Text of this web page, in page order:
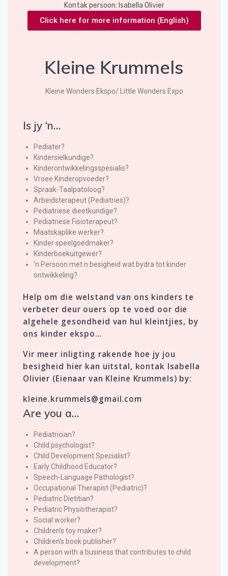
Kontak persoon: Isabella Olivier
Click here for more information (English)
Kleine Krummels
Kleine Wonders Ekspo/ Little Wonders Expo
Is jy ‘n…
Pediater?
Kindersielkundige?
Kinderontwikkelingsspesialis?
Vroee Kinderopvoeder?
Spraak-Taalpatoloog?
Arbeidsterapeut (Pediatries)?
Pediatriese dieetkundige?
Pediatriese Fisioterapeut?
Maatskaplike werker?
Kinder speelgoedmaker?
Kinderboekuitgewer?
‘n Persoon met n besigheid wat bydra tot kinder
ontwikkeling?
Help om die welstand van ons kinders te
verbeter deur ouers op te voed oor die
algehele gesondheid van hul kleintjies, by
ons kinder ekspo…
Vir meer inligting rakende hoe jy jou
besigheid hier kan uitstal, kontak Isabella
Olivier (Eienaar van Kleine Krummels) by:
kleine.krummels@gmail.com
Are you a…
Pediatrician?
Child psychologist?
Child Development Specialist?
Early Childhood Educator?
Speech-Language Pathologist?
Occupational Therapist (Pediatric)?
Pediatric Dietitian?
Pediatric Physiotherapist?
Social worker?
Children’s toy maker?
Children’s book publisher?
A person with a business that contributes to child
development?